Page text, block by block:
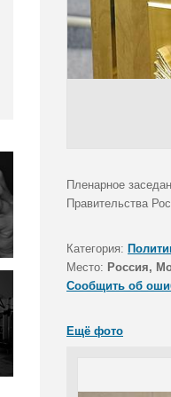
Пленарное
Правительства
Категория:
Место: Россия,
Сообщить об
Ещё фото